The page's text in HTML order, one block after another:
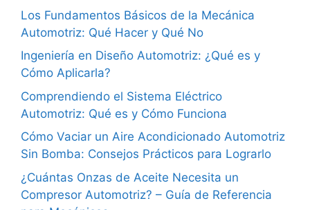
Los Fundamentos Básicos de la Mecánica
Automotriz: Qué Hacer y Qué No
Ingeniería en Diseño Automotriz: ¿Qué es y
Cómo Aplicarla?
Comprendiendo el Sistema Eléctrico
Automotriz: Qué es y Cómo Funciona
Cómo Vaciar un Aire Acondicionado Automotriz
Sin Bomba: Consejos Prácticos para Lograrlo
¿Cuántas Onzas de Aceite Necesita un
Compresor Automotriz? – Guía de Referencia